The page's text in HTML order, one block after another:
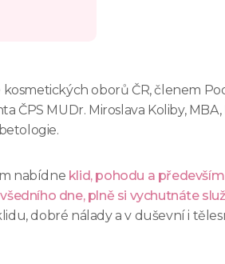
kosmetických oborů ČR, členem
ČPS MUDr. Miroslava Koliby,
nabídne klid, pohodu a
dne, plně si vychutnáte
dobré nálady a v duševní i